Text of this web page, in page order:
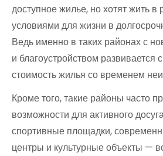
доступное жилье, но хотят жить
условиями для жизни в
Ведь именно в таких районах с
и благоустройством развивается
стоимость жилья со временем
Кроме того, такие районы часто
возможности для активного
спортивные площадки,
центры и культурные объекты —